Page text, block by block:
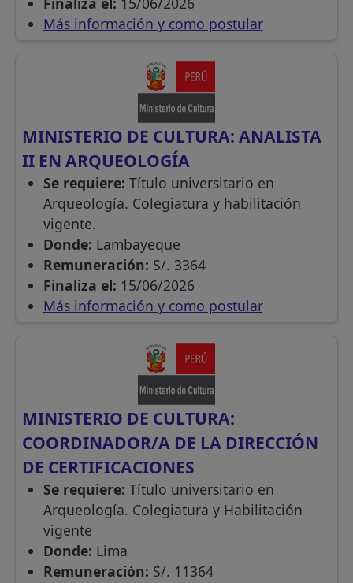
Más información y como postular
MINISTERIO DE CULTURA: ANALISTA
II EN ARQUEOLOGÍA
Se requiere: Título universitario en
Arqueología. Colegiatura y habilitación
vigente.
Donde: Lambayeque
Remuneración: S/. 3364
Finaliza el: 15/06/2026
Más información y como postular
MINISTERIO DE CULTURA:
COORDINADOR/A DE LA DIRECCIÓN
DE CERTIFICACIONES
Se requiere: Título universitario en
Arqueología. Colegiatura y Habilitación
vigente
Donde: Lima
Remuneración: S/. 11364